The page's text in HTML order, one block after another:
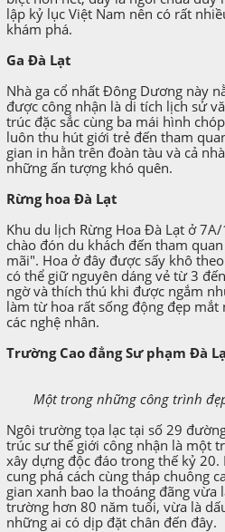
lập kỷ lục Việt Nam nên có rất
khám phá.
Ga Đà Lạt
Nhà ga cổ nhất Đông Dương này
được công nhận là di tích lịch sử
trúc đặc sắc cùng ba mái hình
luôn thu hút giới trẻ đến tham
gian in hằn trên đoàn tàu và cả
những ấn tượng khó quên.
Rừng hoa Đà Lạt
Khu du lịch Rừng Hoa Đà Lạt ở
chào đón du khách đến tham
mãi". Hoa ở đây được sấy khô
có thể giữ nguyên dáng vẻ từ 3
ngờ và thích thú khi được ngắm
làm từ hoa rất sống động đẹp mắt
các nghệ nhân.
Trường Cao đẳng Sư phạm Đà
Một trong những công trình
Ngôi trường tọa lạc tại số 29
trúc sư thế giới công nhận là một
xây dựng độc đáo trong thế kỷ
cung phá cách cùng tháp chuông
gian xanh bao la thoáng đãng vừa
trường hơn 80 năm tuổi, vừa là
những ai có dịp đặt chân đến đây.